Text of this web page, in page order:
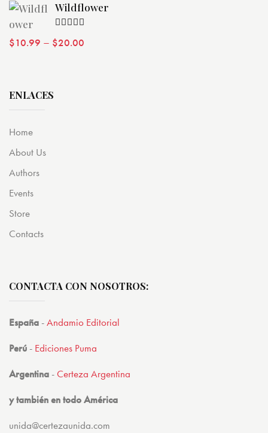
Wildflower
con4.00
$10.99 – $20.00
ENLACES
Home
About Us
Authors
Events
Store
Contacts
CONTACTA CON NOSOTROS:
España -Andamio Editorial
Perú - Ediciones Puma
Argentina -Certeza Argentina
y también en todo América
unida@certezaunida.com